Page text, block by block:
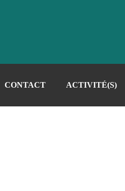
CONTACT ACTIVITÉ(S)